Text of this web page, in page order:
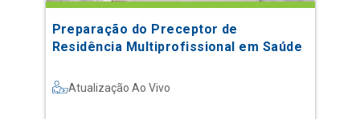
Preparação do Preceptor de
Residência Multiprofissional em Saúde
Atualização Ao Vivo